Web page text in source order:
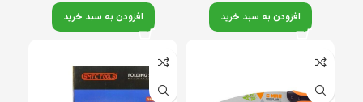
افزودن به سبد خرید افزودن به سبد خرید